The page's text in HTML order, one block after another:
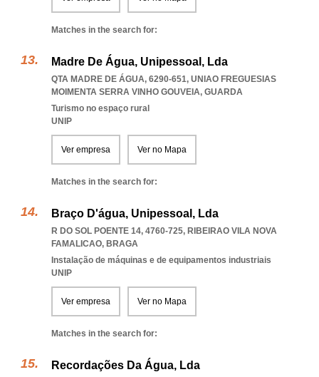
Matches in the search for:
Madre De Água, Unipessoal, Lda
QTA MADRE DE ÁGUA, 6290-651, UNIAO FREGUESIAS
MOIMENTA SERRA VINHO GOUVEIA, GUARDA
Turismo no espaço rural
UNIP
Ver empresa Ver no Mapa
Matches in the search for:
Braço D'água, Unipessoal, Lda
R DO SOL POENTE 14, 4760-725, RIBEIRAO VILA NOVA
FAMALICAO, BRAGA
Instalação de máquinas e de equipamentos industriais
UNIP
Ver empresa Ver no Mapa
Matches in the search for:
Recordações Da Água, Lda